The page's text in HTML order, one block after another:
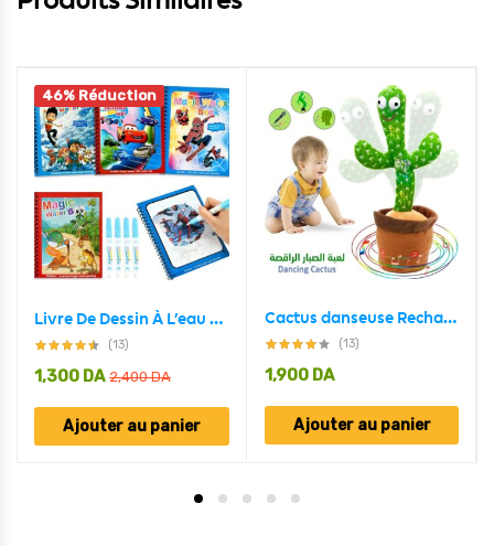
46% Réduction
Livre De Dessin À L’eau Magique, Jouet de Coloriage Réutilisable Pour enfants – كتاب رسم الماء السحري، كتاب تلوين قابل لإعادة الاستخدام للأطفال
(13)
2,400DA
1,300 DA
Ajouter au panier
Cactus danseuse Rechargeable | لعبة الصبارة الراقصة للاطفال
(13)
1,900 DA
Ajouter au panier